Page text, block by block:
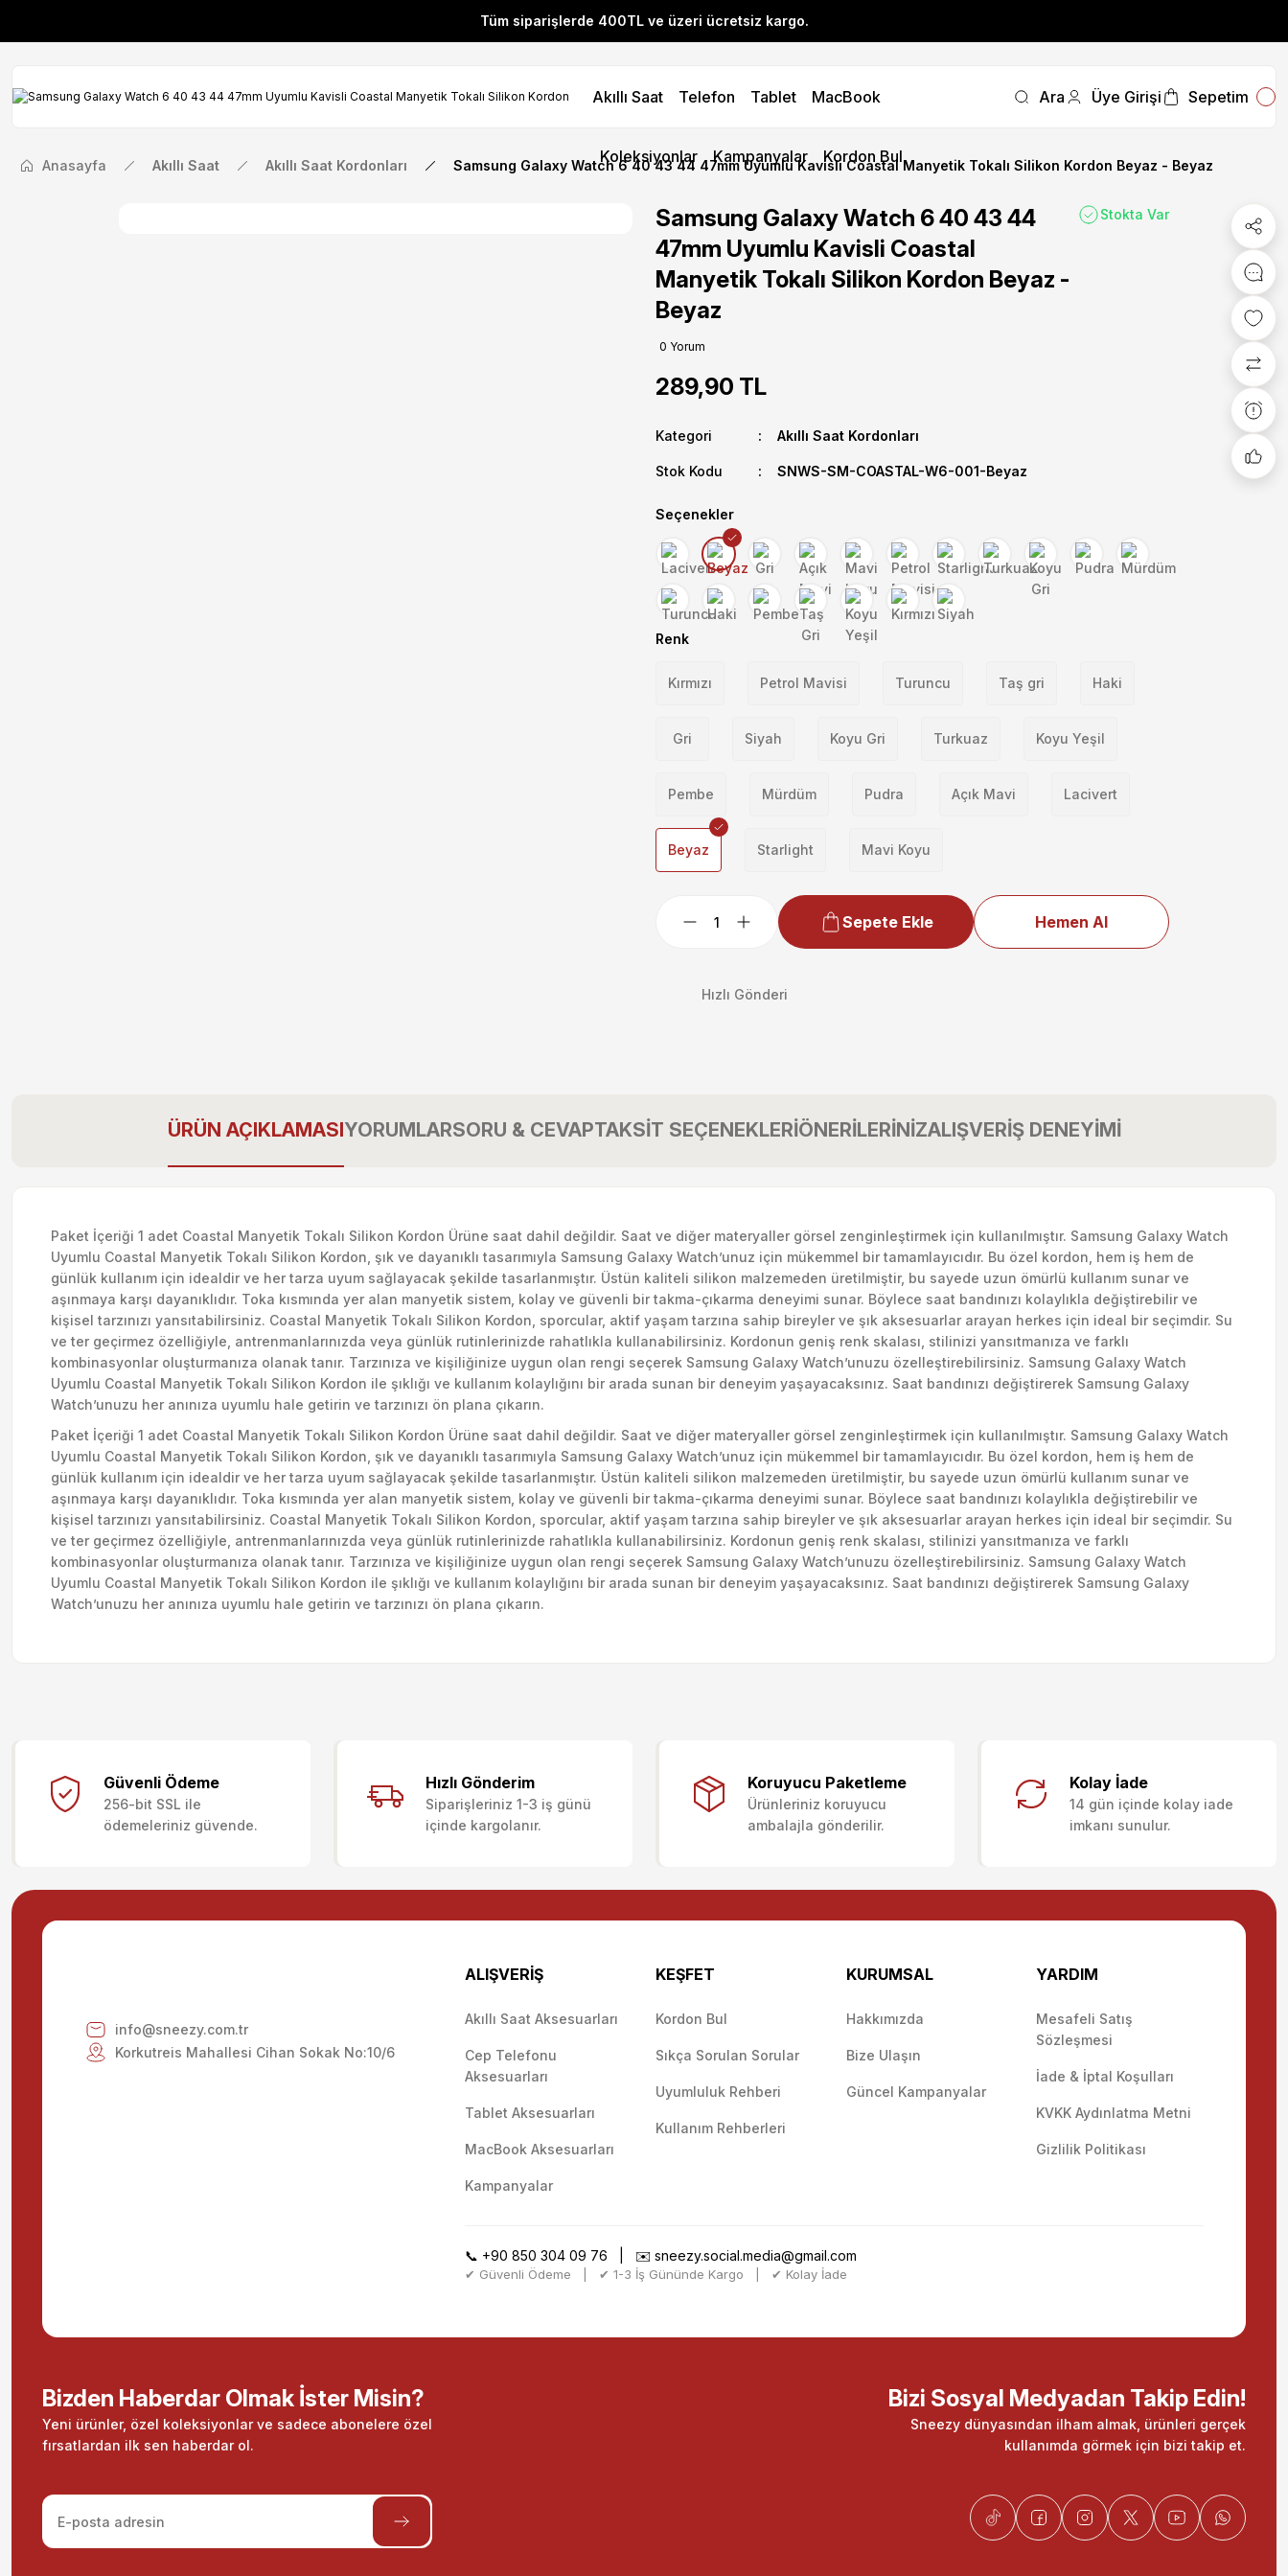
Tüm siparişlerde 400TL ve üzeri ücretsiz kargo.
İlk Siparişinize Özel! YENI10 koduyla 400 TL ve üzeri alışverişlerinizde %10 indirim fırsatını kaçırmayın.
Tüm siparişlerde 400TL ve üzeri ücretsiz kargo.
İlk Siparişinize Özel! YENI10 koduyla 400 TL ve üzeri alışverişlerinizde %10 indirim fırsatını kaçırmayın.
Akıllı Saat Telefon Tablet MacBook
Koleksiyonlar Kampanyalar Kordon Bul
Ara Üye Girişi Sepetim
Anasayfa Akıllı Saat Akıllı Saat Kordonları Samsung Galaxy Watch 6 40 43 44 47mm Uyumlu Kavisli Coastal Manyetik Tokalı Silikon Kordon Beyaz - Beyaz
Samsung Galaxy Watch 6 40 43 44
47mm Uyumlu Kavisli Coastal
Manyetik Tokalı Silikon Kordon Beyaz -
Beyaz
0 Yorum
Stokta Var
289,90 TL
Kategori Akıllı Saat Kordonları
Stok Kodu SNWS-SM-COASTAL-W6-001-Beyaz
Seçenekler
Renk
Kırmızı Petrol Mavisi Turuncu Taş gri Haki
Gri Siyah Koyu Gri Turkuaz Koyu Yeşil
Pembe Mürdüm Pudra Açık Mavi Lacivert
Beyaz Starlight Mavi Koyu
Sepete Ekle Hemen Al
Hızlı Gönderi
ÜRÜN AÇIKLAMASIYORUMLARSORU & CEVAPTAKSİT SEÇENEKLERİÖNERİLERİNİZALIŞVERİŞ DENEYİMİ
Paket İçeriği 1 adet Coastal Manyetik Tokalı Silikon Kordon Ürüne saat dahil değildir. Saat ve diğer materyaller görsel zenginleştirmek için kullanılmıştır. Samsung Galaxy Watch
Uyumlu Coastal Manyetik Tokalı Silikon Kordon, şık ve dayanıklı tasarımıyla Samsung Galaxy Watch’unuz için mükemmel bir tamamlayıcıdır. Bu özel kordon, hem iş hem de
günlük kullanım için idealdir ve her tarza uyum sağlayacak şekilde tasarlanmıştır. Üstün kaliteli silikon malzemeden üretilmiştir, bu sayede uzun ömürlü kullanım sunar ve
aşınmaya karşı dayanıklıdır. Toka kısmında yer alan manyetik sistem, kolay ve güvenli bir takma-çıkarma deneyimi sunar. Böylece saat bandınızı kolaylıkla değiştirebilir ve
kişisel tarzınızı yansıtabilirsiniz. Coastal Manyetik Tokalı Silikon Kordon, sporcular, aktif yaşam tarzına sahip bireyler ve şık aksesuarlar arayan herkes için ideal bir seçimdir. Su
ve ter geçirmez özelliğiyle, antrenmanlarınızda veya günlük rutinlerinizde rahatlıkla kullanabilirsiniz. Kordonun geniş renk skalası, stilinizi yansıtmanıza ve farklı
kombinasyonlar oluşturmanıza olanak tanır. Tarzınıza ve kişiliğinize uygun olan rengi seçerek Samsung Galaxy Watch’unuzu özelleştirebilirsiniz. Samsung Galaxy Watch
Uyumlu Coastal Manyetik Tokalı Silikon Kordon ile şıklığı ve kullanım kolaylığını bir arada sunan bir deneyim yaşayacaksınız. Saat bandınızı değiştirerek Samsung Galaxy
Watch’unuzu her anınıza uyumlu hale getirin ve tarzınızı ön plana çıkarın.
Paket İçeriği 1 adet Coastal Manyetik Tokalı Silikon Kordon Ürüne saat dahil değildir. Saat ve diğer materyaller görsel zenginleştirmek için kullanılmıştır. Samsung Galaxy Watch
Uyumlu Coastal Manyetik Tokalı Silikon Kordon, şık ve dayanıklı tasarımıyla Samsung Galaxy Watch’unuz için mükemmel bir tamamlayıcıdır. Bu özel kordon, hem iş hem de
günlük kullanım için idealdir ve her tarza uyum sağlayacak şekilde tasarlanmıştır. Üstün kaliteli silikon malzemeden üretilmiştir, bu sayede uzun ömürlü kullanım sunar ve
aşınmaya karşı dayanıklıdır. Toka kısmında yer alan manyetik sistem, kolay ve güvenli bir takma-çıkarma deneyimi sunar. Böylece saat bandınızı kolaylıkla değiştirebilir ve
kişisel tarzınızı yansıtabilirsiniz. Coastal Manyetik Tokalı Silikon Kordon, sporcular, aktif yaşam tarzına sahip bireyler ve şık aksesuarlar arayan herkes için ideal bir seçimdir. Su
ve ter geçirmez özelliğiyle, antrenmanlarınızda veya günlük rutinlerinizde rahatlıkla kullanabilirsiniz. Kordonun geniş renk skalası, stilinizi yansıtmanıza ve farklı
kombinasyonlar oluşturmanıza olanak tanır. Tarzınıza ve kişiliğinize uygun olan rengi seçerek Samsung Galaxy Watch’unuzu özelleştirebilirsiniz. Samsung Galaxy Watch
Uyumlu Coastal Manyetik Tokalı Silikon Kordon ile şıklığı ve kullanım kolaylığını bir arada sunan bir deneyim yaşayacaksınız. Saat bandınızı değiştirerek Samsung Galaxy
Watch’unuzu her anınıza uyumlu hale getirin ve tarzınızı ön plana çıkarın.
Ürün resmi kalitesiz, bozuk veya görüntülenemiyor.
Ürün açıklamasında eksik bilgiler bulunuyor.
Gönder
Güvenli Ödeme
256-bit SSL ile
ödemeleriniz güvende.
Hızlı Gönderim
Siparişleriniz 1-3 iş günü
içinde kargolanır.
Koruyucu Paketleme
Ürünleriniz koruyucu
ambalajla gönderilir.
Kolay İade
14 gün içinde kolay iade
imkanı sunulur.
info@sneezy.com.tr
Korkutreis Mahallesi Cihan Sokak No:10/6
ALIŞVERİŞ
Akıllı Saat Aksesuarları
Cep Telefonu
Aksesuarları
Tablet Aksesuarları
MacBook Aksesuarları
Kampanyalar
KEŞFET
Kordon Bul
Sıkça Sorulan Sorular
Uyumluluk Rehberi
Kullanım Rehberleri
KURUMSAL
Hakkımızda
Bize Ulaşın
Güncel Kampanyalar
YARDIM
Mesafeli Satış
Sözleşmesi
İade & İptal Koşulları
KVKK Aydınlatma Metni
Gizlilik Politikası
📞 +90 850 304 09 76 | ✉️sneezy.social.media@gmail.com
✔ Güvenli Ödeme | ✔ 1-3 İş Gününde Kargo | ✔ Kolay İade
Bizden Haberdar Olmak İster Misin?
Yeni ürünler, özel koleksiyonlar ve sadece abonelere özel
fırsatlardan ilk sen haberdar ol.
Bizi Sosyal Medyadan Takip Edin!
Sneezy dünyasından ilham almak, ürünleri gerçek
kullanımda görmek için bizi takip et.